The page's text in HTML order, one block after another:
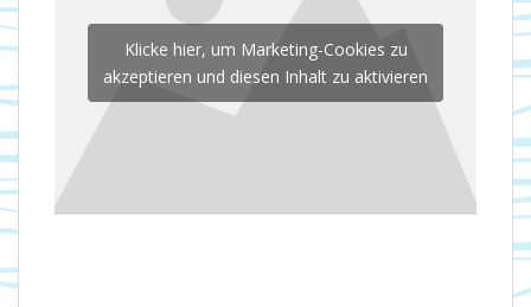
Klicke hier, um Marketing-Cookies zu
akzeptieren und diesen Inhalt zu aktivieren